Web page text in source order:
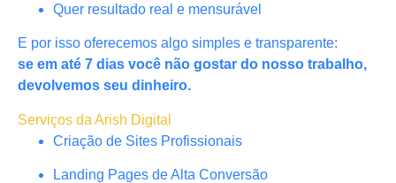
Quer resultado real e mensurável
E por isso oferecemos algo simples e transparente:
se em até 7 dias você não gostar do nosso trabalho,
devolvemos seu dinheiro.
Serviços da Arish Digital
Criação de Sites Profissionais
Landing Pages de Alta Conversão